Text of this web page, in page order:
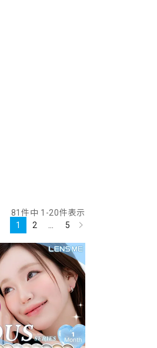
81 件中 1 -20件表示
1
2 5